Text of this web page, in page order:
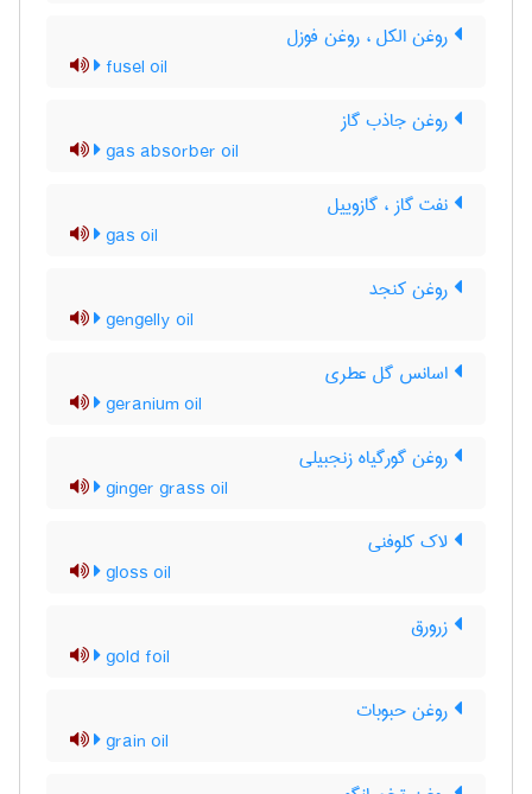
روغن الکل ، روغن فوزل
fusel oil
روغن جاذب گاز
gas absorber oil
نفت گاز ، گازوییل
gas oil
روغن کنجد
gengelly oil
اسانس گل عطری
geranium oil
روغن گورگیاه زنجبیلی
ginger grass oil
لاک کلوفنی
gloss oil
زرورق
gold foil
روغن حبوبات
grain oil